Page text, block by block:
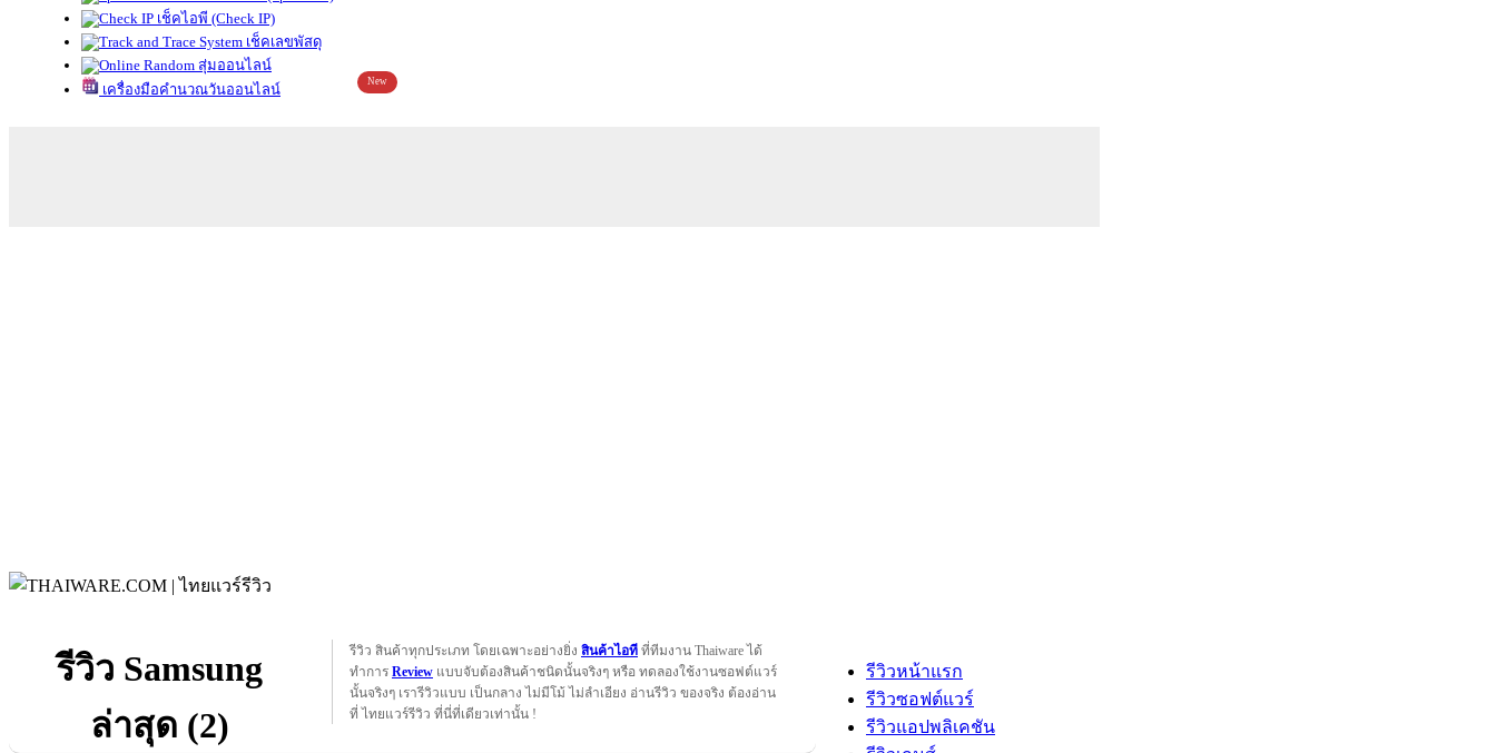
เช็คไอพี (Check IP)
เช็คเลขพัสดุ
สุ่มออนไลน์
เครื่องมือคำนวณวันออนไลน์
New
รีวิว Samsung
ล่าสุด (2)
รีวิว สินค้าทุกประเภท โดยเฉพาะอย่างยิ่ง สินค้าไอที ที่ทีมงาน Thaiware ได้
ทำการ Review แบบจับต้องสินค้าชนิดนั้นจริงๆ หรือ ทดลองใช้งานซอฟต์แวร์
นั้นจริงๆ เรารีวิวแบบ เป็นกลาง ไม่มีโม้ ไม่ลำเอียง อ่านรีวิว ของจริง ต้องอ่าน
ที่ ไทยแวร์รีวิว ที่นี่ที่เดียวเท่านั้น !
รีวิวหน้าแรก
รีวิวซอฟต์แวร์
รีวิวแอปพลิเคชัน